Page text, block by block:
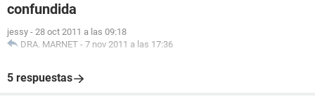
confundida
jessy - 28 oct 2011 a las 09:18
DRA. MARNET - 7 nov 2011 a las 17:36
5 respuestas